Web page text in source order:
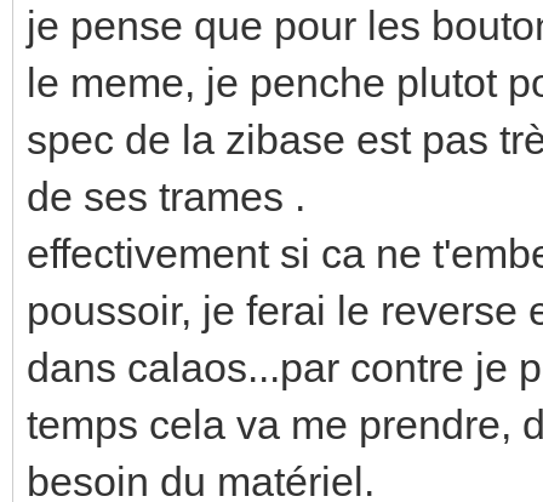
je pense que pour les
le meme, je penche plutot
spec de la zibase est pas
de ses trames .
effectivement si ca ne
poussoir, je ferai le reverse
dans calaos...par contre je
temps cela va me prendre,
besoin du matériel.